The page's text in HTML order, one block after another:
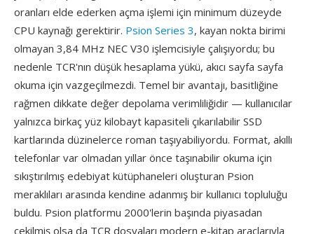
oranları elde ederken açma işlemi için minimum düzeyde
CPU kaynağı gerektirir. Psion Series 3, kayan nokta birimi
olmayan 3,84 MHz NEC V30 işlemcisiyle çalışıyordu; bu
nedenle TCR'nın düşük hesaplama yükü, akıcı sayfa sayfa
okuma için vazgeçilmezdi. Temel bir avantajı, basitliğine
rağmen dikkate değer depolama verimliliğidir — kullanıcılar
yalnızca birkaç yüz kilobayt kapasiteli çıkarılabilir SSD
kartlarında düzinelerce roman taşıyabiliyordu. Format, akıllı
telefonlar var olmadan yıllar önce taşınabilir okuma için
sıkıştırılmış edebiyat kütüphaneleri oluşturan Psion
meraklıları arasında kendine adanmış bir kullanıcı topluluğu
buldu. Psion platformu 2000'lerin başında piyasadan
çekilmiş olsa da TCR dosyaları modern e-kitap araçlarıyla